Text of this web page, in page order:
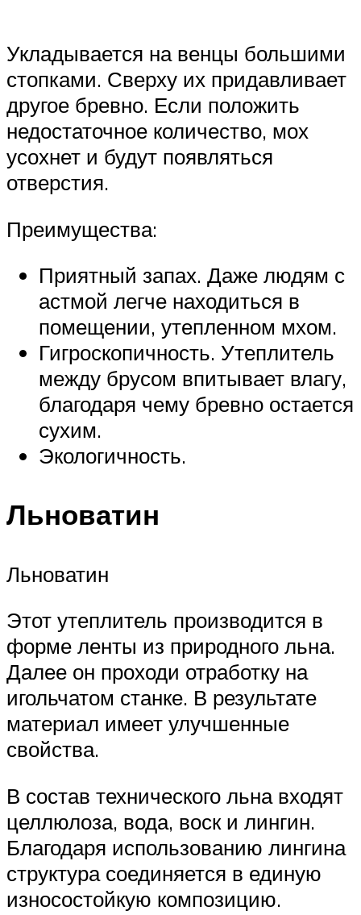
Укладывается на венцы большими
стопками. Сверху их придавливает
другое бревно. Если положить
недостаточное количество, мох
усохнет и будут появляться
отверстия.
Преимущества:
Приятный запах. Даже людям с
астмой легче находиться в
помещении, утепленном мхом.
Гигроскопичность. Утеплитель
между брусом впитывает влагу,
благодаря чему бревно остается
сухим.
Экологичность.
Льноватин
Льноватин
Этот утеплитель производится в
форме ленты из природного льна.
Далее он проходи отработку на
игольчатом станке. В результате
материал имеет улучшенные
свойства.
В состав технического льна входят
целлюлоза, вода, воск и лингин.
Благодаря использованию лингина
структура соединяется в единую
износостойкую композицию.